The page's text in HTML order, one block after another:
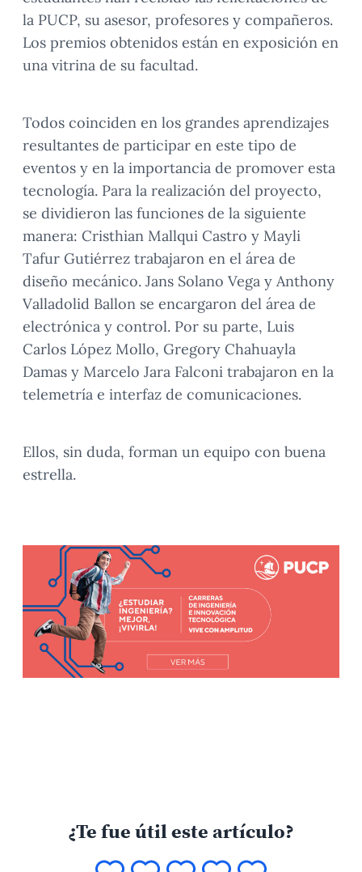
la PUCP, su asesor, profesores y compañeros.
Los premios obtenidos están en exposición en
una vitrina de su facultad.
Todos coinciden en los grandes aprendizajes
resultantes de participar en este tipo de
eventos y en la importancia de promover esta
tecnología. Para la realización del proyecto,
se dividieron las funciones de la siguiente
manera: Cristhian Mallqui Castro y Mayli
Tafur Gutiérrez trabajaron en el área de
diseño mecánico. Jans Solano Vega y Anthony
Valladolid Ballon se encargaron del área de
electrónica y control. Por su parte, Luis
Carlos López Mollo, Gregory Chahuayla
Damas y Marcelo Jara Falconi trabajaron en la
telemetría e interfaz de comunicaciones.
Ellos, sin duda, forman un equipo con buena
estrella.
¿Te fue útil este artículo?